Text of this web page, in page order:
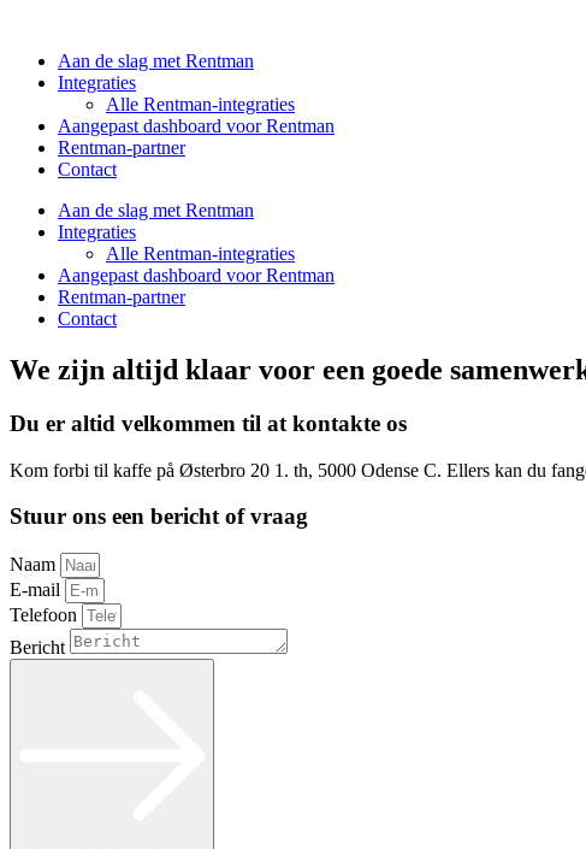
Aan de slag met Rentman
Integraties
Alle Rentman-integraties
Aangepast dashboard voor Rentman
Rentman-partner
Contact
Aan de slag met Rentman
Integraties
Alle Rentman-integraties
Aangepast dashboard voor Rentman
Rentman-partner
Contact
We zijn altijd klaar voor een goede
Du er altid velkommen til at kontakte os
Kom forbi til kaffe på Østerbro 20 1. th, 5000 Odense C. Ellers kan du
Stuur ons een bericht of vraag
Naam
E-mail
Telefoon
Bericht